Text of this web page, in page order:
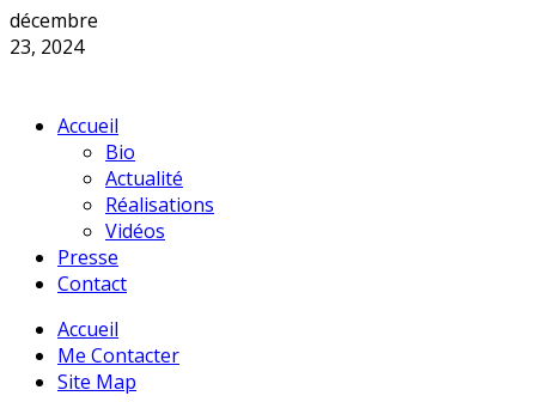
décembre
23, 2024
Accueil
Bio
Actualité
Réalisations
Vidéos
Presse
Contact
Accueil
Me Contacter
Site Map